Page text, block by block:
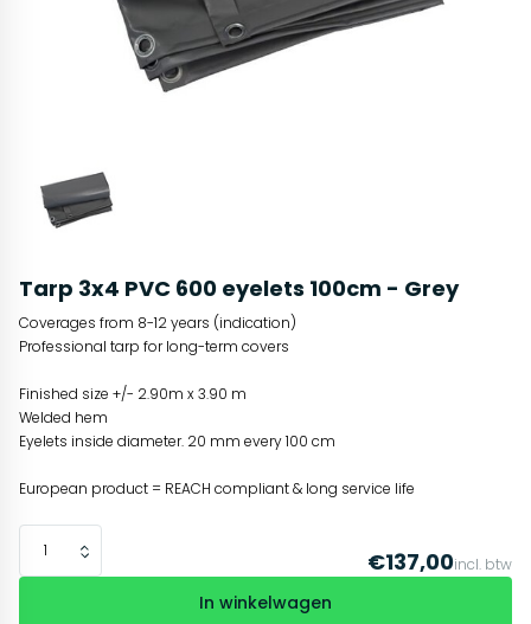
Tarp 3x4 PVC 600 eyelets 100cm - Grey
Coverages from 8-12 years (indication)
Professional tarp for long-term covers
Finished size +/- 2.90m x 3.90 m
Welded hem
Eyelets inside diameter. 20 mm every 100 cm
European product = REACH compliant & long service life
€137,00incl. btw
In winkelwagen